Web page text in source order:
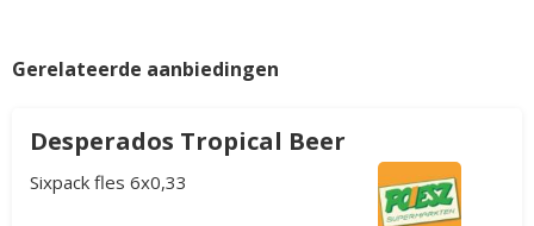
Gerelateerde aanbiedingen
Desperados Tropical Beer
Sixpack fles 6x0,33